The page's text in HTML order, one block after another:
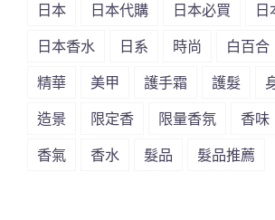
日本 日本代購 日本必買 日
日本香水 日系 時尚 白百合
精華 美甲 護手霜 護髮
造景 限定香 限量香氛 香味
香氣 香水 髮品 髮品推薦